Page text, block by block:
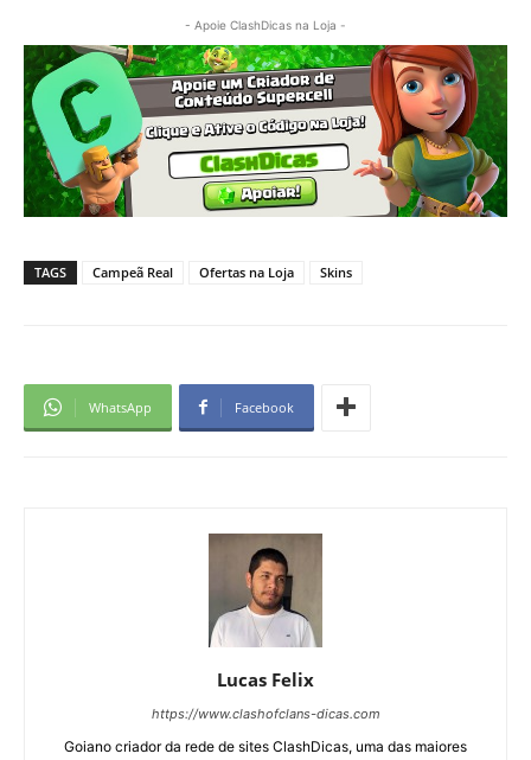
- Apoie ClashDicas na Loja -
TAGS Campeã Real Ofertas na Loja Skins
WhatsApp Facebook
Lucas Felix
https://www.clashofclans-dicas.com
Goiano criador da rede de sites ClashDicas, uma das maiores